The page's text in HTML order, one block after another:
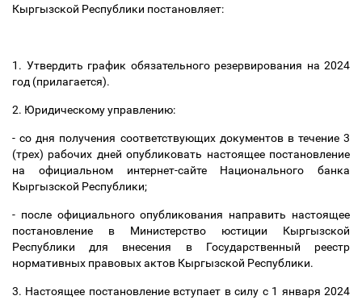
Кыргызской Республики постановляет:
1. Утвердить график обязательного резервирования на 2024
год (прилагается).
2. Юридическому управлению:
- со дня получения соответствующих документов в течение 3
(трех) рабочих дней опубликовать настоящее постановление
на официальном интернет-сайте Национального банка
Кыргызской Республики;
- после официального опубликования направить настоящее
постановление в Министерство юстиции Кыргызской
Республики для внесения в Государственный реестр
нормативных правовых актов Кыргызской Республики.
3. Настоящее постановление вступает в силу с 1 января 2024